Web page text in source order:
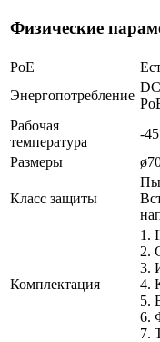
Физические
PoE
Энергопотребление
Рабочая
температура
-
Размеры
Класс защиты
Комплектация
1.
2.
3.
4.
5.
6.
7.